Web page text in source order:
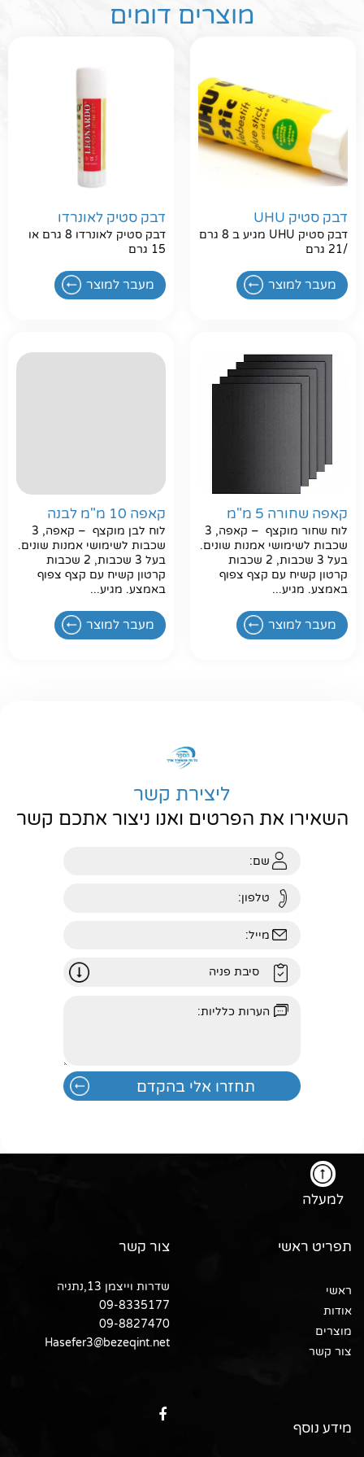
חפשו באתר
מוצרים דומים
דבק סטיק UHU
דבק סטיק UHU מגיע ב 8 גרם
/21 גרם
מעבר למוצר
דבק סטיק לאונרדו
דבק סטיק לאונרדו 8 גרם או
15 גרם
מעבר למוצר
קאפה שחורה 5 מ"מ
לוח שחור מוקצף – קאפה, 3
שכבות לשימושי אמנות שונים.
בעל 3 שכבות, 2 שכבות
קרטון קשיח עם קצף צפוף
באמצע. מגיע...
מעבר למוצר
קאפה 10 מ"מ לבנה
לוח לבן מוקצף – קאפה, 3
שכבות לשימושי אמנות שונים.
בעל 3 שכבות, 2 שכבות
קרטון קשיח עם קצף צפוף
באמצע. מגיע...
מעבר למוצר
ליצירת קשר
השאירו את הפרטים ואנו ניצור אתכם קשר
למעלה
תפריט ראשי
ראשי
אודות
מוצרים
צור קשר
מידע נוסף
צור קשר
שדרות וייצמן 13,נתניה
09-8335177
09-8827470
Hasefer3@bezeqint.net